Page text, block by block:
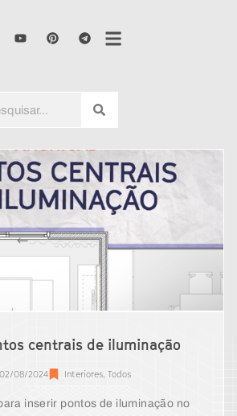
centrais de iluminação
02/08/2024 Interiores Todos
inserir pontos de iluminação no